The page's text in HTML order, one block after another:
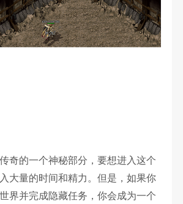
奇的一个神秘部分，要想进入这个
大量的时间和精力。但是，如果你
界并完成隐藏任务，你会成为一个